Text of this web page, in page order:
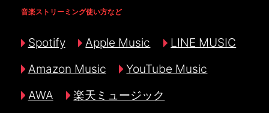
音楽ストリーミング使い方など
Spotify Apple Music
LINE MUSIC
Amazon Music
YouTube Music
AWA
楽天ミュージック